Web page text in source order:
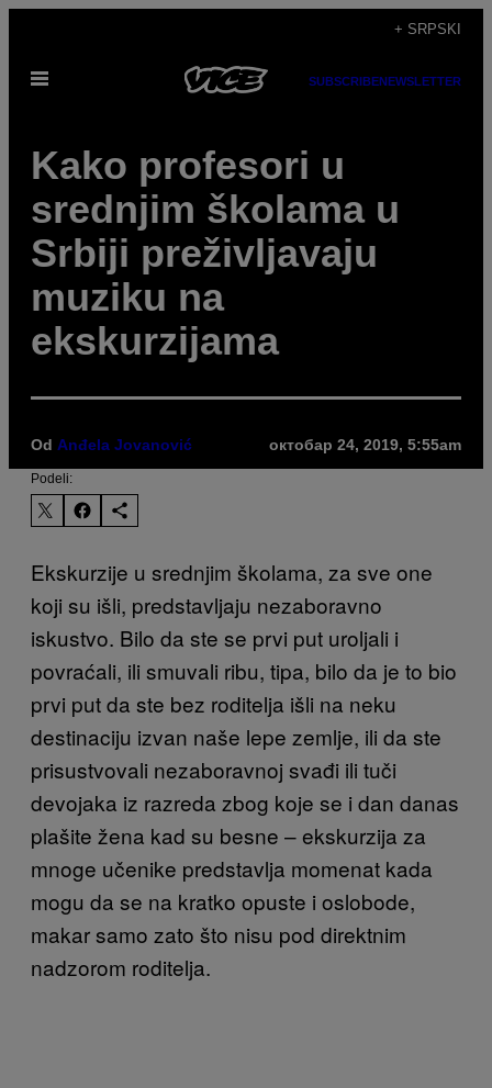
садржај
+ SRPSKI
Otvori
SUBSCRIBENEWSLETTER
Kako profesori u
srednjim školama u
Srbiji preživljavaju
muziku na
ekskurzijama
Od Anđela Jovanović октобар 24, 2019, 5:55am
Podeli:
Ekskurzije u srednjim školama, za sve one
koji su išli, predstavljaju nezaboravno
iskustvo. Bilo da ste se prvi put uroljali i
povraćali, ili smuvali ribu, tipa, bilo da je to bio
prvi put da ste bez roditelja išli na neku
destinaciju izvan naše lepe zemlje, ili da ste
prisustvovali nezaboravnoj svađi ili tuči
devojaka iz razreda zbog koje se i dan danas
plašite žena kad su besne – ekskurzija za
mnoge učenike predstavlja momenat kada
mogu da se na kratko opuste i oslobode,
makar samo zato što nisu pod direktnim
nadzorom roditelja.